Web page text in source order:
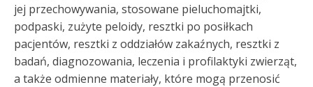
jej przechowywania, stosowane pieluchomajtki,
podpaski, zużyte peloidy, resztki po posiłkach
pacjentów, resztki z oddziałów zakaźnych, resztki z
badań, diagnozowania, leczenia i profilaktyki zwierząt,
a także odmienne materiały, które mogą przenosić